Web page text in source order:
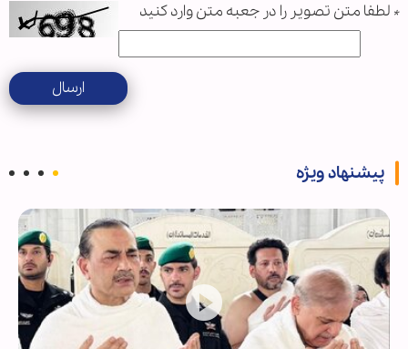
* لطفا متن تصویر را در جعبه متن وارد کنید
ارسال
پیشنهاد ویژه